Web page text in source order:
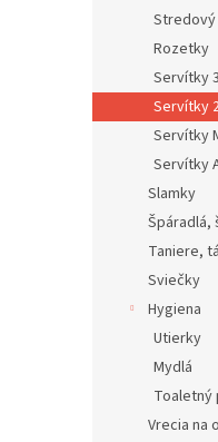
Stredový
Rozetky
Servítky
Servítky
Servítky
Servítky
Slamky
Špáradlá,
Taniere,
Sviečky
Hygiena
Utierky
Mydlá
Toaletný
Vrecia na